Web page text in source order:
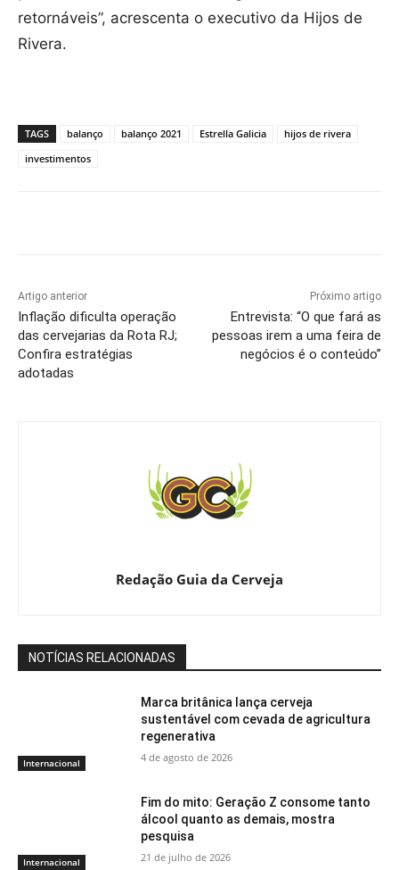
retornáveis”, acrescenta o executivo da Hijos de
Rivera.
TAGS balanço balanço 2021 Estrella Galicia
hijos de rivera
investimentos
Artigo anterior
Inflação dificulta operação
das cervejarias da Rota RJ;
Confira estratégias
adotadas
Próximo artigo
Entrevista: “O que fará as
pessoas irem a uma feira de
negócios é o conteúdo”
Redação Guia da Cerveja
NOTÍCIAS RELACIONADAS
Internacional
Marca britânica lança cerveja
sustentável com cevada de agricultura
regenerativa
4 de agosto de 2026
Internacional
Fim do mito: Geração Z consome tanto
álcool quanto as demais, mostra
pesquisa
21 de julho de 2026